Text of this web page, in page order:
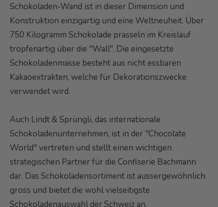
Schokoladen-Wand ist in dieser Dimension und
Konstruktion einzigartig und eine Weltneuheit. Über
750 Kilogramm Schokolade prasseln im Kreislauf
tropfenartig über die "Wall". Die eingesetzte
Schokoladenmasse besteht aus nicht essbaren
Kakaoextrakten, welche für Dekorationszwecke
verwendet wird.
Auch Lindt & Sprüngli, das internationale
Schokoladenunternehmen, ist in der "Chocolate
World" vertreten und stellt einen wichtigen
strategischen Partner für die Confiserie Bachmann
dar. Das Schokoladensortiment ist aussergewöhnlich
gross und bietet die wohl vielseitigste
Schokoladenauswahl der Schweiz an.